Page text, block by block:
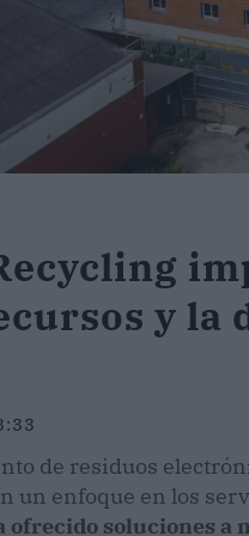
y la
de residuos
un enfoque en los
ofrecido soluciones a